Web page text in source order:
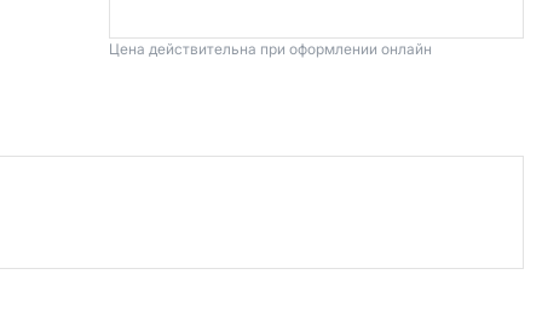
Цена действительна при оформлении онлайн